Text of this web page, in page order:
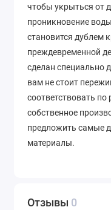
чтобы укрыться от
проникновение
становится дублем
преждевременной
сделан специально
вам не стоит
соответствовать
собственное
предложить самые
материалы.
Отзывы 0